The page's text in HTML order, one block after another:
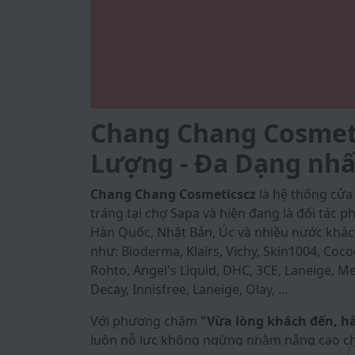
Chang Chang
Lượng - Đa Dạng
Chang Chang Cosmeticscz là hệ thống
tráng tại chợ Sapa và hiện đang là đối tác
Hàn Quốc, Nhật Bản, Úc và nhiều nước
như: Bioderma, Klairs, Vichy, Skin1004,
Rohto, Angel's Liquid, DHC, 3CE, Laneige,
Decay, Innisfree, Laneige, Olay, …
Với phương châm "Vừa lòng khách đến,
luôn nỗ lực không ngừng nhằm nâng cao